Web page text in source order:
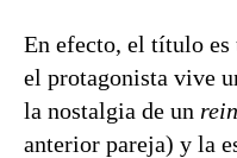
En efecto, el título es
el protagonista vive
la nostalgia de un
anterior pareja) y la